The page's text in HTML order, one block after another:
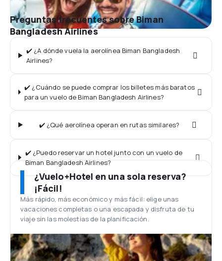
Preguntas frecuentes sobre Biman
Bangladesh Airlines
✔️ ¿A dónde vuela la aerolínea Biman Bangladesh
Airlines?
✔️ ¿Cuándo se puede comprar los billetes más baratos
para un vuelo de Biman Bangladesh Airlines?
✔️ ¿Qué aerolínea operan en rutas similares?
✔️ ¿Puedo reservar un hotel junto con un vuelo de
Biman Bangladesh Airlines?
¿Vuelo+Hotel en una sola reserva?
¡Fácil!
Más rápido, más económico y más fácil: elige unas
vacaciones completas o una escapada y disfruta de tu
viaje sin las molestias de la planificación.